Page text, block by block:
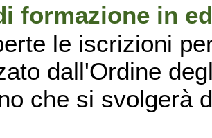
formazione in
le iscrizioni
dall'Ordine
che si svolgerà